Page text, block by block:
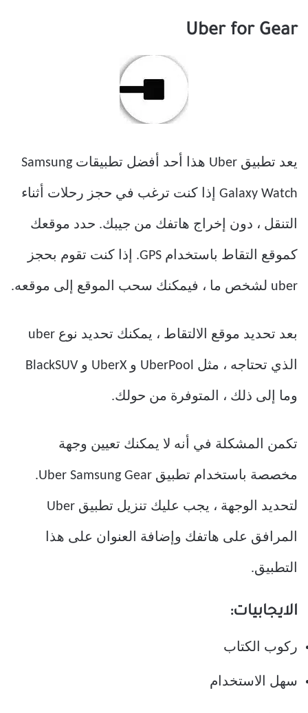
Uber for Gear
يعد تطبيق Uber هذا أحد أفضل تطبيقات Samsung
Galaxy Watch إذا كنت ترغب في حجز رحلات أثناء
التنقل ، دون إخراج هاتفك من جيبك. حدد موقعك
كموقع التقاط باستخدام GPS. إذا كنت تقوم بحجز
uber لشخص ما ، فيمكنك سحب الموقع إلى موقعه.
بعد تحديد موقع الالتقاط ، يمكنك تحديد نوع uber
الذي تحتاجه ، مثل UberPool و UberX و BlackSUV
وما إلى ذلك ، المتوفرة من حولك.
تكمن المشكلة في أنه لا يمكنك تعيين وجهة
مخصصة باستخدام تطبيق Uber Samsung Gear.
لتحديد الوجهة ، يجب عليك تنزيل تطبيق Uber
المرافق على هاتفك وإضافة العنوان على هذا
التطبيق.
الايجابيات:
ركوب الكتاب
سهل الاستخدام